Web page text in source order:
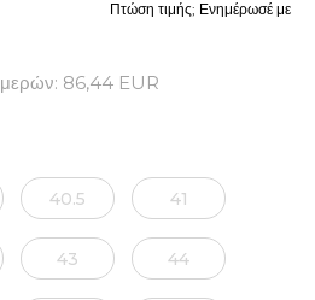
86,44 EUR
Πτώση τιμής; Ενημέρωσέ με
40.5 41
43 44